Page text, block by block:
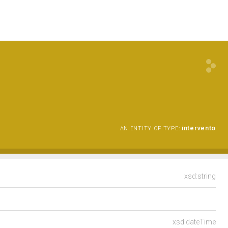
AN ENTITY OF TYPE: intervento
xsd:string
xsd:dateTime